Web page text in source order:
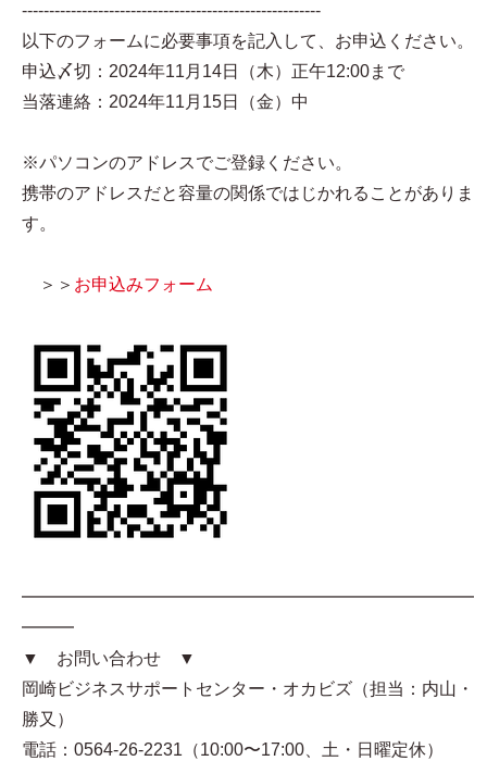
-------------------------------------------------------
以下のフォームに必要事項を記入して、お申込ください。
申込〆切：2024年11月14日（木）正午12:00まで
当落連絡：2024年11月15日（金）中
※パソコンのアドレスでご登録ください。
携帯のアドレスだと容量の関係ではじかれることがありま
す。
＞＞ お申込みフォーム
━━━━━━━━━━━━━━━━━━━━━━━━━━
━━━
▼ お問い合わせ ▼
岡崎ビジネスサポートセンター・オカビズ（担当：内山・
勝又）
電話：0564-26-2231（10:00〜17:00、土・日曜定休）